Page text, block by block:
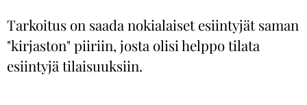
Tarkoitus on saada nokialaiset esiintyjät saman
"kirjaston" piiriin, josta olisi helppo tilata
esiintyjä tilaisuuksiin.